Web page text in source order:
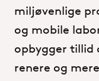
miljøvenlige
og mobile
opbygger tillid
renere og mere